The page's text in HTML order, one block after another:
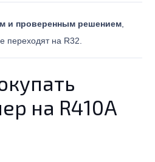
и проверенным решением
переходят на R32.
на R410A